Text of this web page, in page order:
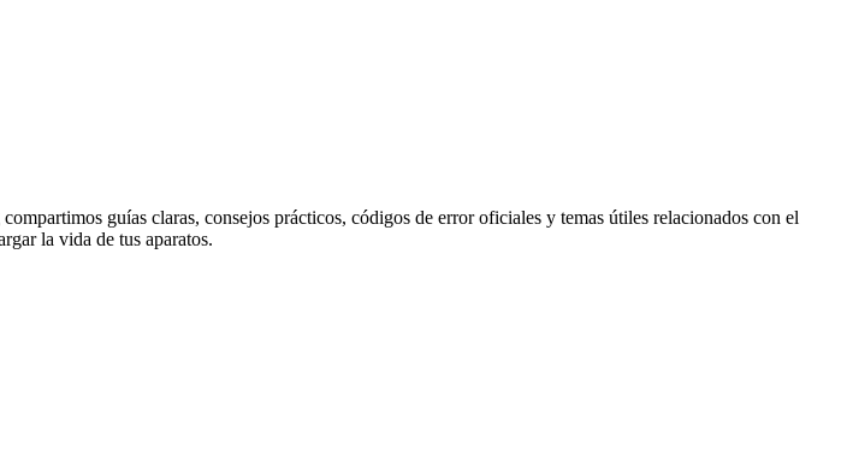
guías claras, consejos prácticos, códigos de error oficiales y temas útiles relacionados con el
la vida de tus aparatos.